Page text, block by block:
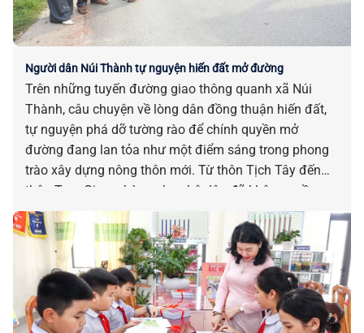
Người dân Núi Thành tự nguyện hiến đất mở đường
Trên những tuyến đường giao thông quanh xã Núi
Thành, câu chuyện về lòng dân đồng thuận hiến đất,
tự nguyện phá dỡ tường rào để chính quyền mở
đường đang lan tỏa như một điểm sáng trong phong
trào xây dựng nông thôn mới. Từ thôn Tịch Tây đến
thôn Tam Giang, hàng chục hộ dân đã không ngần
ngại “nhường” một phần đất đai, tài sản của gia đình
mình để đổi lấy những con đường rộng rãi, khang
trang cho quê hương.